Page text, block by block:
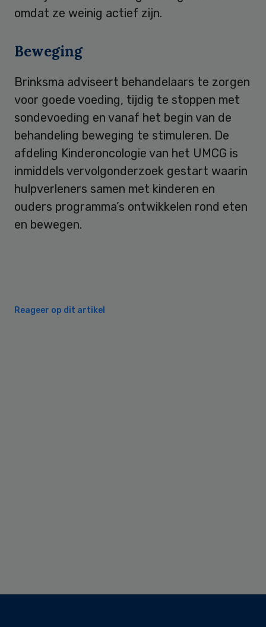
omdat ze weinig actief zijn.
Beweging
Brinksma adviseert behandelaars te zorgen
voor goede voeding, tijdig te stoppen met
sondevoeding en vanaf het begin van de
behandeling beweging te stimuleren. De
afdeling Kinderoncologie van het UMCG is
inmiddels vervolgonderzoek gestart waarin
hulpverleners samen met kinderen en
ouders programma’s ontwikkelen rond eten
en bewegen.
Reageer op dit artikel